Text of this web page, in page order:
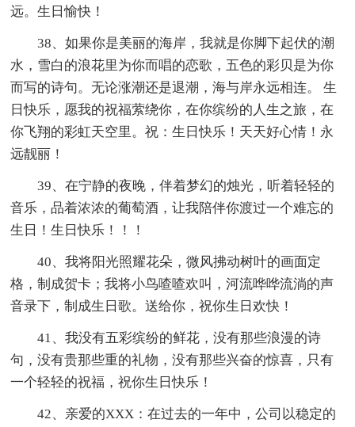
远。生日愉快！
38、如果你是美丽的海岸，我就是你脚下起伏的潮
水，雪白的浪花里为你而唱的恋歌，五色的彩贝是为你
而写的诗句。无论涨潮还是退潮，海与岸永远相连。 生
日快乐，愿我的祝福萦绕你，在你缤纷的人生之旅，在
你飞翔的彩虹天空里。祝：生日快乐！天天好心情！永
远靓丽！
39、在宁静的夜晚，伴着梦幻的烛光，听着轻轻的
音乐，品着浓浓的葡萄酒，让我陪伴你渡过一个难忘的
生日！生日快乐！！！
40、我将阳光照耀花朵，微风拂动树叶的画面定
格，制成贺卡；我将小鸟喳喳欢叫，河流哗哗流淌的声
音录下，制成生日歌。送给你，祝你生日欢快！
41、我没有五彩缤纷的鲜花，没有那些浪漫的诗
句，没有贵那些重的礼物，没有那些兴奋的惊喜，只有
一个轻轻的祝福，祝你生日快乐！
42、亲爱的XXX：在过去的一年中，公司以稳定的